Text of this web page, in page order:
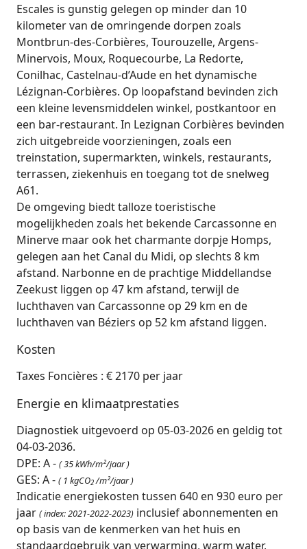
Escales is gunstig gelegen op minder dan 10
kilometer van de omringende dorpen zoals
Montbrun-des-Corbières, Tourouzelle, Argens-
Minervois, Moux, Roquecourbe, La Redorte,
Conilhac, Castelnau‑d’Aude en het dynamische
Lézignan‑Corbières. Op loopafstand bevinden zich
een kleine levensmiddelen winkel, postkantoor en
een bar-restaurant. In Lezignan Corbières bevinden
zich uitgebreide voorzieningen, zoals een
treinstation, supermarkten, winkels, restaurants,
terrassen, ziekenhuis en toegang tot de snelweg
A61.
De omgeving biedt talloze toeristische
mogelijkheden zoals het bekende Carcassonne en
Minerve maar ook het charmante dorpje Homps,
gelegen aan het Canal du Midi, op slechts 8 km
afstand. Narbonne en de prachtige Middellandse
Zeekust liggen op 47 km afstand, terwijl de
luchthaven van Carcassonne op 29 km en de
luchthaven van Béziers op 52 km afstand liggen.
Kosten
Taxes Foncières : € 2170 per jaar
Energie en klimaatprestaties
Diagnostiek uitgevoerd op 05-03-2026 en geldig tot
04-03-2036.
DPE: A - ( 35 kWh/m²/jaar )
GES: A - ( 1 kgCO2/m²/jaar )
Indicatie energiekosten tussen 640 en 930 euro per
jaar ( index: 2021-2022-2023) inclusief abonnementen en
op basis van de kenmerken van het huis en
standaardgebruik van verwarming, warm water,